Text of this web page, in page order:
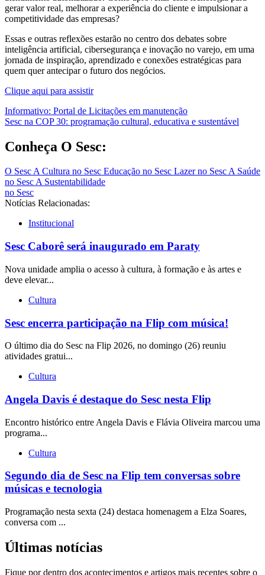
gerar valor real, melhorar a experiência do cliente e impulsionar a
competitividade das empresas?
Essas e outras reflexões estarão no centro dos debates sobre
inteligência artificial, cibersegurança e inovação no varejo, em uma
jornada de inspiração, aprendizado e conexões estratégicas para
quem quer antecipar o futuro dos negócios.
Clique aqui para assistir
Navegação
de
Post
Informativo: Portal de Licitações em manutenção
Sesc na COP 30: programação cultural, educativa e sustentável
Conheça O Sesc:
O SescA Cultura no Sesc Educação no Sesc Lazer no SescA Saúde
no SescA Sustentabilidade
no Sesc
Notícias Relacionadas:
Institucional
Sesc Caborê será inaugurado em Paraty
Nova unidade amplia o acesso à cultura, à formação e às artes e
deve elevar...
Cultura
Sesc encerra participação na Flip com música!
O último dia do Sesc na Flip 2026, no domingo (26) reuniu
atividades gratui...
Cultura
Angela Davis é destaque do Sesc nesta Flip
Encontro histórico entre Angela Davis e Flávia Oliveira marcou uma
programa...
Cultura
Segundo dia de Sesc na Flip tem conversas sobre
músicas e tecnologia
Programação nesta sexta (24) destaca homenagem a Elza Soares,
conversa com ...
Últimas notícias
Fique por dentro dos acontecimentos e artigos mais recentes sobre o